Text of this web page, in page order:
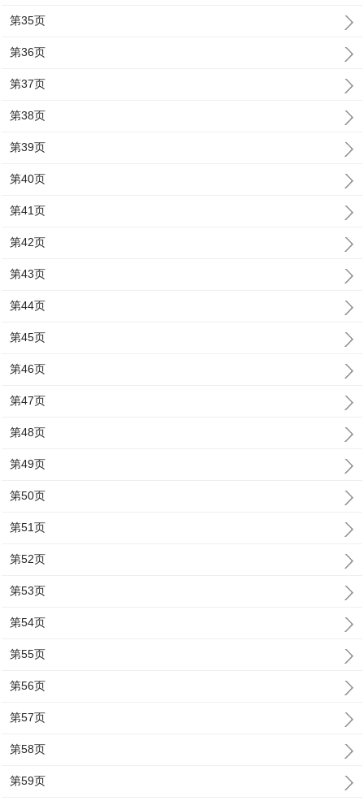
第35页
第36页
第37页
第38页
第39页
第40页
第41页
第42页
第43页
第44页
第45页
第46页
第47页
第48页
第49页
第50页
第51页
第52页
第53页
第54页
第55页
第56页
第57页
第58页
第59页